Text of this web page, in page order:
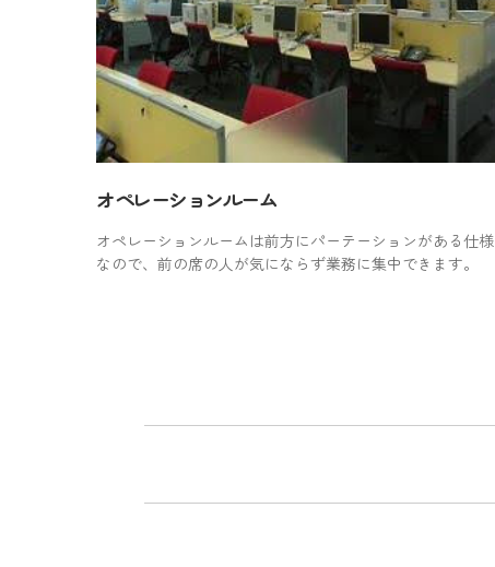
オペレーションルーム
オペレーションルームは前方にパーテーションがある仕様
なので、前の席の人が気にならず業務に集中できます。